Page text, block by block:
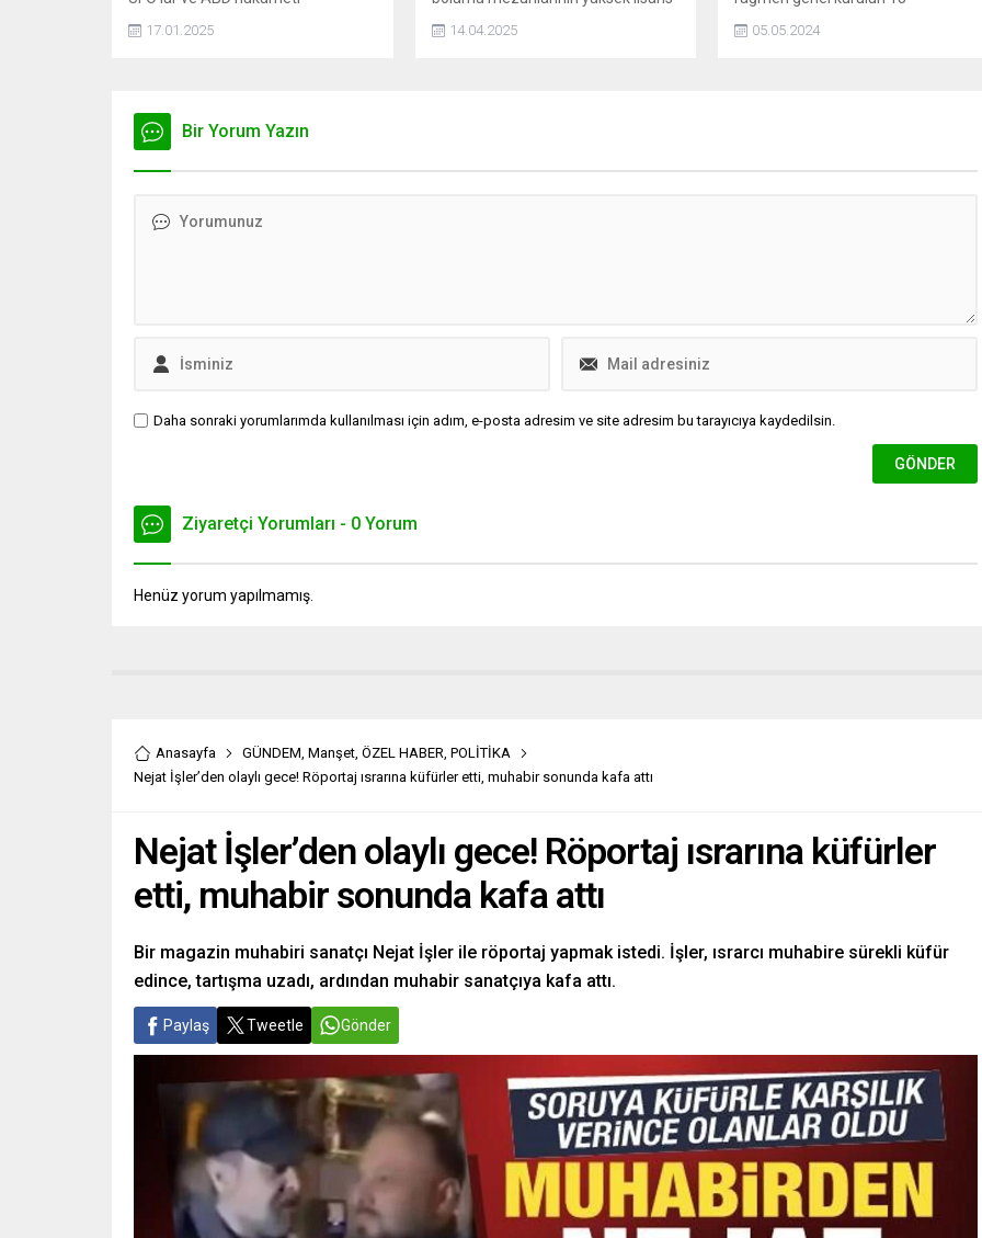
söylenen uzaylı kurtarma
17.01.2025
sağlayacağı ALES/1 sınavı 13 Nisan
14.04.2025
açıklama yaptı.
05.05.2024
Bir Yorum Yazın
Daha sonraki yorumlarımda kullanılması için adım, e-posta adresim ve site adresim bu tarayıcıya kaydedilsin.
Ziyaretçi Yorumları - 0 Yorum
Henüz yorum yapılmamış.
Anasayfa GÜNDEM Manşet ÖZEL HABER POLİTİKA
Nejat İşler’den olaylı gece! Röportaj ısrarına küfürler etti, muhabir sonunda kafa attı
Nejat İşler’den olaylı gece! Röportaj ısrarına küfürler
etti, muhabir sonunda kafa attı
Bir magazin muhabiri sanatçı Nejat İşler ile röportaj yapmak istedi. İşler, ısrarcı muhabire sürekli küfür
edince, tartışma uzadı, ardından muhabir sanatçıya kafa attı.
Paylaş Tweetle Gönder